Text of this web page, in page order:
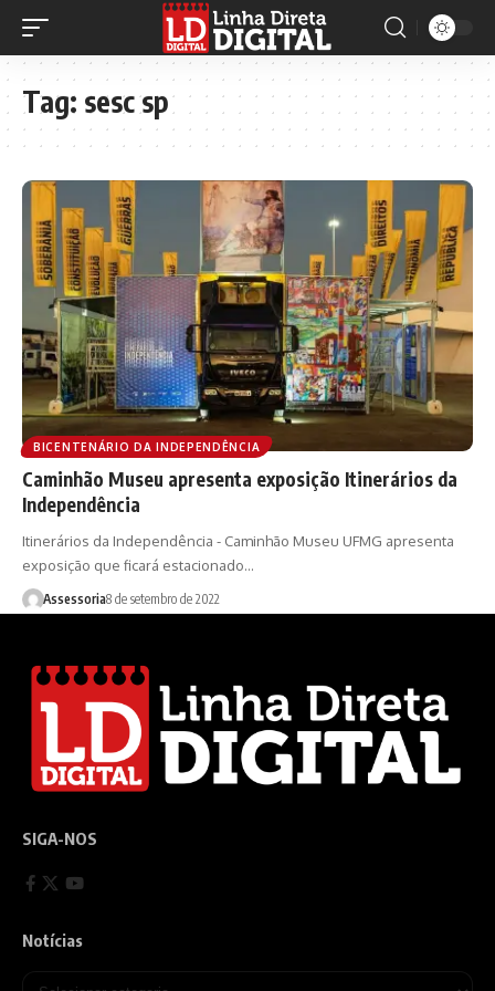
Tag: sesc sp
BICENTENÁRIO DA INDEPENDÊNCIA
Caminhão Museu apresenta exposição Itinerários da
Independência
Itinerários da Independência - Caminhão Museu UFMG apresenta
exposição que ficará estacionado…
Assessoria8 de setembro de 2022
SIGA-NOS
Notícias